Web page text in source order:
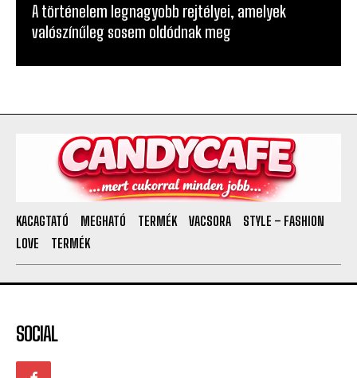
A történelem legnagyobb rejtélyei, amelyek
valószínűleg sosem oldódnak meg
KACAGTATÓ MEGHATÓ TERMÉK VACSORA
STYLE – FASHION
LOVE
TERMÉK
SOCIAL